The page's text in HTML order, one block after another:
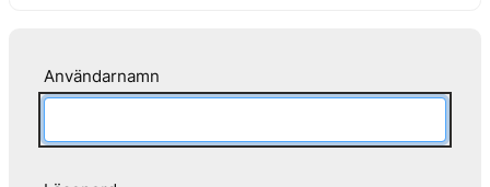
Användarnamn